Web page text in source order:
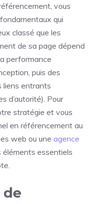
vous
qui
classé que les
de sa page dépend
performance
puis des
liens entrants
d’autorité). Pour
stratégie et vous
en référencement au
web ou une agence
éléments essentiels
de